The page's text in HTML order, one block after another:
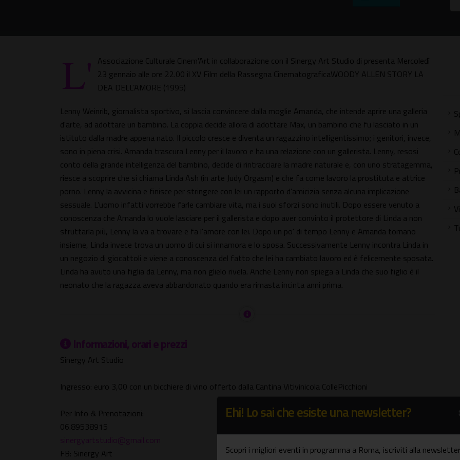
L'
Associazione Culturale Cinem'Art in collaborazione con il Sinergy Art Studio di presenta Mercoledì
23 gennaio alle ore 22.00 il XV Film della Rassegna CinematograficaWOODY ALLEN STORY LA
DEA DELL’AMORE (1995)
Lenny Weinrib, giornalista sportivo, si lascia convincere dalla moglie Amanda, che intende aprire una galleria
d'arte, ad adottare un bambino. La coppia decide allora di adottare Max, un bambino che fu lasciato in un
istituto dalla madre appena nato. Il piccolo cresce e diventa un ragazzino intelligentissimo; i genitori, invece,
sono in piena crisi. Amanda trascura Lenny per il lavoro e ha una relazione con un gallerista. Lenny, resosi
conto della grande intelligenza del bambino, decide di rintracciare la madre naturale e, con uno stratagemma,
riesce a scoprire che si chiama Linda Ash (in arte Judy Orgasm) e che fa come lavoro la prostituta e attrice
porno. Lenny la avvicina e finisce per stringere con lei un rapporto d'amicizia senza alcuna implicazione
sessuale. L'uomo infatti vorrebbe farle cambiare vita, ma i suoi sforzi sono inutili. Dopo essere venuto a
conoscenza che Amanda lo vuole lasciare per il gallerista e dopo aver convinto il protettore di Linda a non
sfruttarla più, Lenny la va a trovare e fa l'amore con lei. Dopo un po' di tempo Lenny e Amanda tornano
insieme, Linda invece trova un uomo di cui si innamora e lo sposa. Successivamente Lenny incontra Linda in
un negozio di giocattoli e viene a conoscenza del fatto che lei ha cambiato lavoro ed è felicemente sposata.
Linda ha avuto una figlia da Lenny, ma non glielo rivela. Anche Lenny non spiega a Linda che suo figlio è il
neonato che la ragazza aveva abbandonato quando era rimasta incinta anni prima.
Informazioni, orari e prezzi
Sinergy Art Studio
Ingresso: euro 3,00 con un bicchiere di vino offerto dalla Cantina Vitivinicola CollePicchioni
Per Info & Prenotazioni:
06.89538915
sinergyartstudio@gmail.com
FB: Sinergy Art
Ehi! Lo sai che esiste una newsletter?
Scopri i migliori eventi in programma a Roma, iscriviti alla